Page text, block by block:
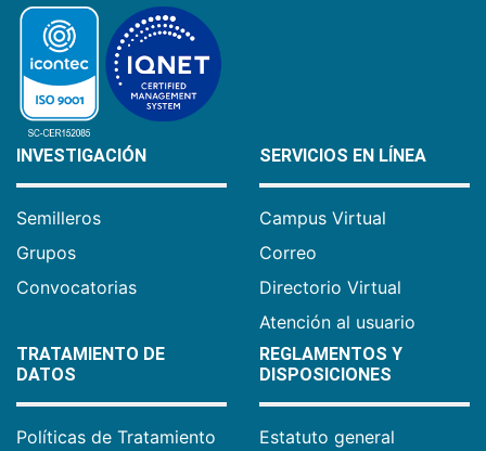
INVESTIGACIÓN
Semilleros
Grupos
Convocatorias
SERVICIOS EN LÍNEA
Campus Virtual
Correo
Directorio Virtual
Atención al usuario
TRATAMIENTO DE
DATOS
Políticas de Tratamiento
REGLAMENTOS Y
DISPOSICIONES
Estatuto general